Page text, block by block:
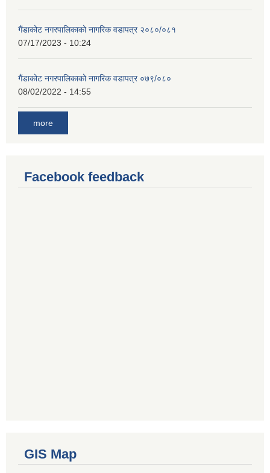
गैंडाकोट नगरपालिकाको नागरिक वडापत्र २०८०/०८१
07/17/2023 - 10:24
गैंडाकोट नगरपालिकाको नागरिक वडापत्र ०७९/०८०
08/02/2022 - 14:55
more
Facebook feedback
GIS Map